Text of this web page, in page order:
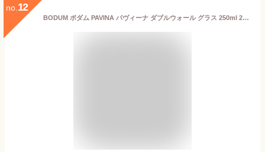
no. 12
BODUM ボダム PAVINA パヴィーナ ダブルウォール グラス 250ml 2個セット 【正規品】 4558-10J